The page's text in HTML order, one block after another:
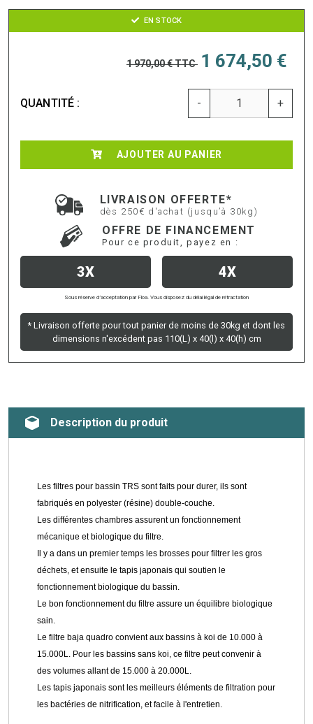
EN STOCK
1 970,00 €TTC 1 674,50 €
QUANTITÉ : - +
AJOUTER AU PANIER
LIVRAISON OFFERTE*
dès 250€ d'achat (jusqu’à 30kg)
OFFRE DE FINANCEMENT
Pour ce produit, payez en :
3X 4X
Sous réserve d’acceptation par Floa. Vous disposez du délai légal de rétractation
* Livraison offerte pour tout panier de moins de 30kg et dont les
dimensions n'excédent pas 110(L) x 40(l) x 40(h) cm
Description du produit
Les filtres pour bassin TRS sont faits pour durer, ils sont
fabriqués en polyester (résine) double-couche.
Les différentes chambres assurent un fonctionnement
mécanique et biologique du filtre.
Il y a dans un premier temps les brosses pour filtrer les gros
déchets, et ensuite le tapis japonais qui soutien le
fonctionnement biologique du bassin.
Le bon fonctionnement du filtre assure un équilibre biologique
sain.
Le filtre baja quadro convient aux bassins à koi de 10.000 à
15.000L. Pour les bassins sans koi, ce filtre peut convenir à
des volumes allant de 15.000 à 20.000L.
Les tapis japonais sont les meilleurs éléments de filtration pour
les bactéries de nitrification, et facile à l'entretien.